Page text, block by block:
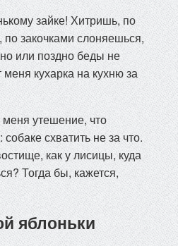
зайке! Хитришь, по
по закочками слоняешься,
или поздно беды не
кухарка на кухню за
меня утешение, что
собаке схватить не за что.
как у лисицы, куда
Тогда бы, кажется,
яблоньки